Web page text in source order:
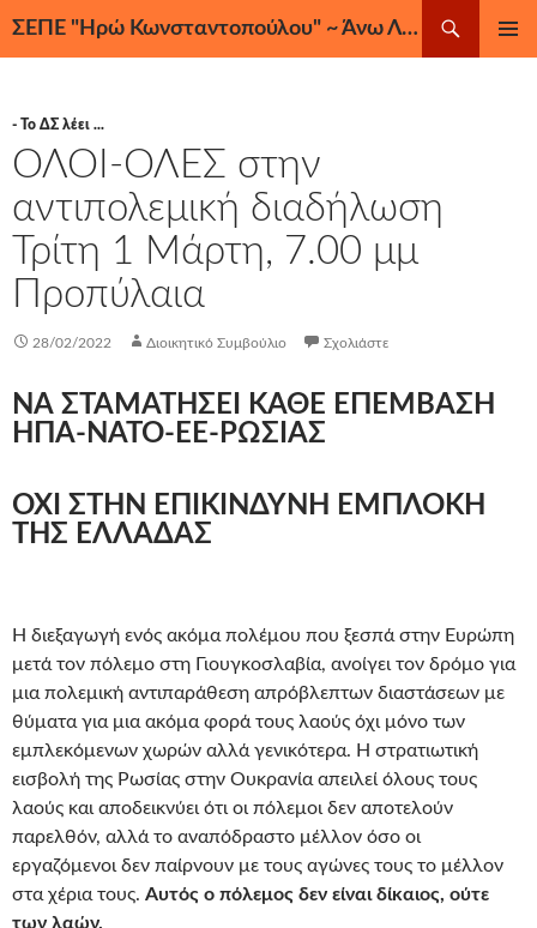
ΣΕΠΕ "Ηρώ Κωνσταντοπούλου" ~ Άνω Λιόσια, Ζεφύρι, Φυλή
- Το ΔΣ λέει ...
ΟΛΟΙ-ΟΛΕΣ στην
αντιπολεμική διαδήλωση
Τρίτη 1 Mάρτη, 7.00 μμ
Προπύλαια
28/02/2022 Διοικητικό Συμβούλιο Σχολιάστε
ΝΑ ΣΤΑΜΑΤΗΣΕΙ ΚΑΘΕ ΕΠΕΜΒΑΣΗ
ΗΠΑ-ΝΑΤΟ-ΕΕ-ΡΩΣΙΑΣ
ΟΧΙ ΣΤΗΝ ΕΠΙΚΙΝΔΥΝΗ ΕΜΠΛΟΚΗ
ΤΗΣ ΕΛΛΑΔΑΣ
Η διεξαγωγή ενός ακόμα πολέμου που ξεσπά στην Ευρώπη
μετά τον πόλεμο στη Γιουγκοσλαβία, ανοίγει τον δρόμο για
μια πολεμική αντιπαράθεση απρόβλεπτων διαστάσεων με
θύματα για μια ακόμα φορά τους λαούς όχι μόνο των
εμπλεκόμενων χωρών αλλά γενικότερα. Η στρατιωτική
εισβολή της Ρωσίας στην Ουκρανία απειλεί όλους τους
λαούς και αποδεικνύει ότι οι πόλεμοι δεν αποτελούν
παρελθόν, αλλά το αναπόδραστο μέλλον όσο οι
εργαζόμενοι δεν παίρνουν με τους αγώνες τους το μέλλον
στα χέρια τους. Αυτός ο πόλεμος δεν είναι δίκαιος, ούτε
των λαών.